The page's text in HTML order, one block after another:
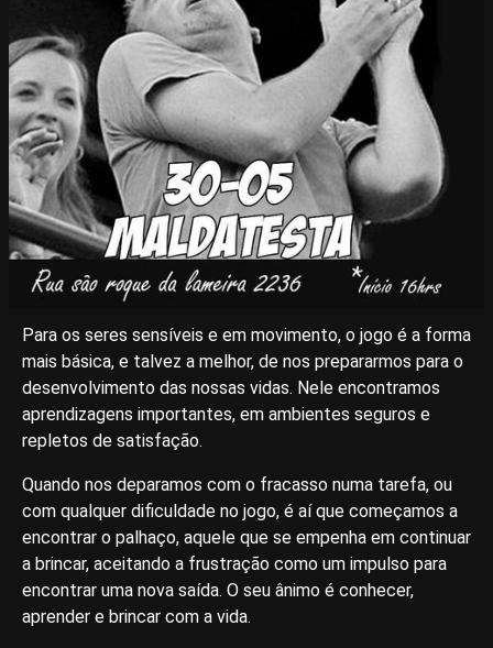
Para os seres sensíveis e em movimento, o jogo é a forma
mais básica, e talvez a melhor, de nos prepararmos para o
desenvolvimento das nossas vidas. Nele encontramos
aprendizagens importantes, em ambientes seguros e
repletos de satisfação.
Quando nos deparamos com o fracasso numa tarefa, ou
com qualquer dificuldade no jogo, é aí que começamos a
encontrar o palhaço, aquele que se empenha em continuar
a brincar, aceitando a frustração como um impulso para
encontrar uma nova saída. O seu ânimo é conhecer,
aprender e brincar com a vida.